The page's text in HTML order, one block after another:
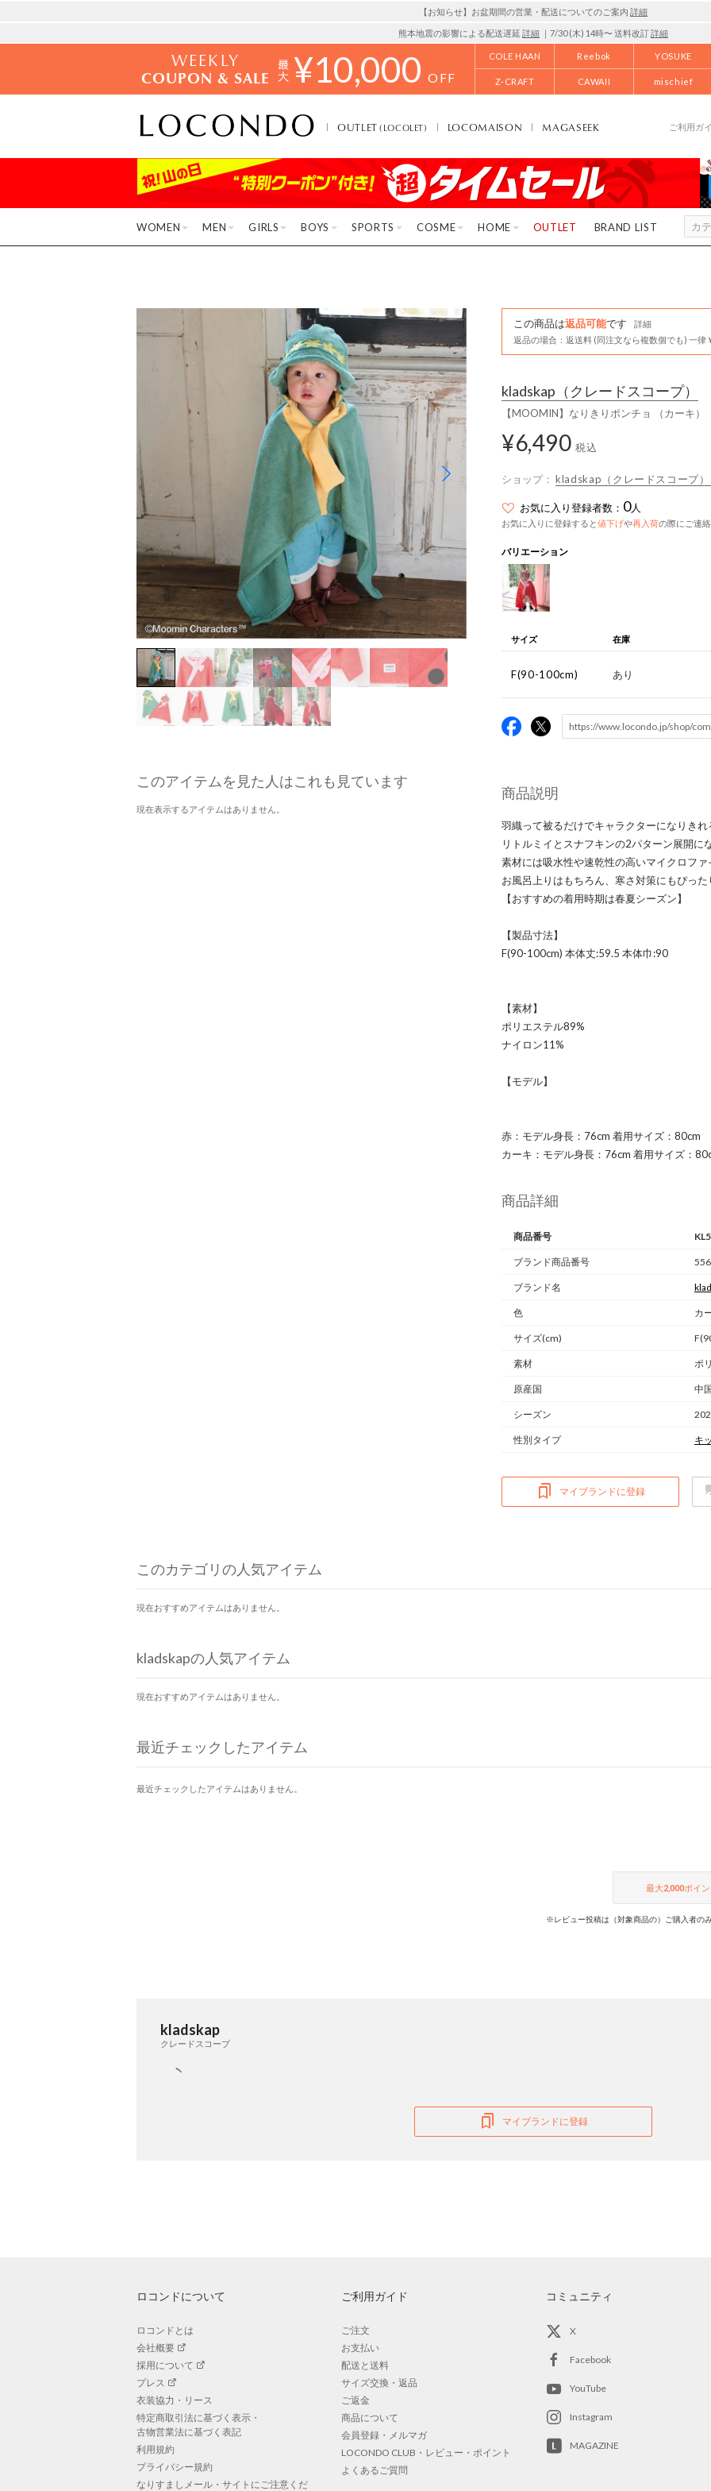
【お知らせ】お盆期間の営業・配送についてのご案内 詳細
熊本地震の影響による配送遅延 詳細 ｜7/30 (木) 14時〜 送料改訂詳細
WEEKLY
COUPON & SALE ¥10,000 OFF
COLE HAAN Reebok YOSUKE
Z-CRAFT CAWAII mischief
OUTLET(LOCOLET) LOCOMAISON MAGASEEK ご利用ガ
WOMEN MEN GIRLS BOYS SPORTS COSME HOME OUTLET BRAND LIST
このアイテムを見た人はこれも見ています
現在表示するアイテムはありません。
この商品は返品可能です
詳細
返品の場合：返送料 (同注文なら複数個でも) 一律
kladskap （クレードスコープ）
【MOOMIN】なりきりポンチョ （カーキ）
¥6,490 税込
ショップ： kladskap（クレードスコープ
お気に入り登録者数： 0人
お気に入りに登録すると値下げや再入荷の際にご連
バリエーション
サイズ 在庫
F(90-100cm) あり
商品説明
羽織って被るだけでキャラクターになりきれ
リトルミイとスナフキンの2パターン展開に
素材には吸水性や速乾性の高いマイクロファ
お風呂上りはもちろん、寒さ対策にもぴった
【おすすめの着用時期は春夏シーズン】
【製品寸法】
F(90-100cm) 本体丈:59.5 本体巾:90
【素材】
ポリエステル89%
ナイロン11%
【モデル】
赤：モデル身長：76cm 着用サイズ：80cm
カーキ：モデル身長：76cm 着用サイズ：
商品詳細
商品番号
ブランド商品番号
ブランド名
色 カ
サイズ(cm)
素材 ポ
原産国 中
シーズン
性別タイプ キ
マイブランドに登録
このカテゴリの人気アイテム
現在おすすめアイテムはありません。
kladskapの人気アイテム
現在おすすめアイテムはありません。
最近チェックしたアイテム
最近チェックしたアイテムはありません。
最大2,000ポイ
※レビュー投稿は（対象商品の）ご購入者の
kladskap
クレードスコープ
マイブランドに登録
ロコンドについて
ロコンドとは
会社概要
採用について
プレス
衣装協力・リース
特定商取引法に基づく表示・
古物営業法に基づく表記
利用規約
プライバシー規約
なりすましメール・サイトにご注意くだ
ご利用ガイド
ご注文
お支払い
配送と送料
サイズ交換・返品
ご返金
商品について
会員登録・メルマガ
LOCONDO CLUB・レビュー・ポイント
よくあるご質問
コミュニティ
X
Facebook
YouTube
Instagram
MAGAZINE